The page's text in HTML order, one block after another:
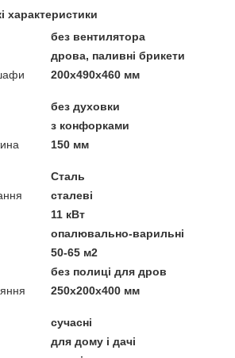
характеристики
без вентилятора
дрова, паливні брикети
200х490х460 мм
без духовки
з конфорками
150 мм
Сталь
сталеві
11 кВт
опалювально-варильні
50-65 м2
без полиці для дров
250x200x400 мм
сучасні
для дому і дачі